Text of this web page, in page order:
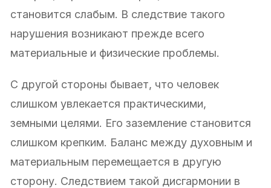
становится слабым. В следствие такого
нарушения возникают прежде всего
материальные и физические проблемы.
С другой стороны бывает, что человек
слишком увлекается практическими,
земными целями. Его заземление становится
слишком крепким. Баланс между духовным и
материальным перемещается в другую
сторону. Следствием такой дисгармонии в